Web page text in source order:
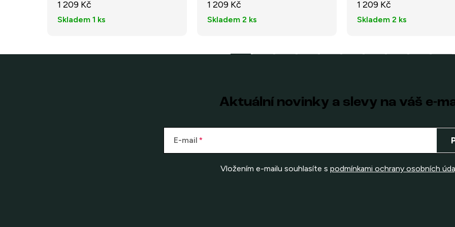
1 209 Kč
Skladem 1 ks
1 209 Kč
Skladem 2 ks
1 209 Kč
Skladem 2 ks
Aktuální novinky a slevy na váš e-
E-mail
Vložením e-mailu souhlasíte s podmínkami ochrany osobních